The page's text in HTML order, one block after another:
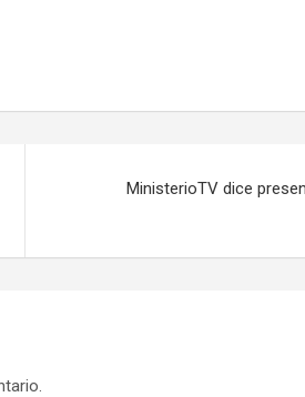
MinisterioTV dice